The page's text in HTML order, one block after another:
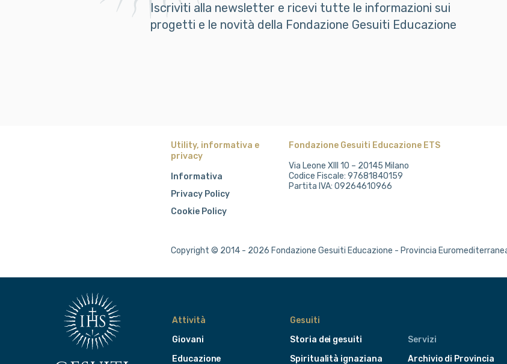
Iscriviti alla newsletter e ricevi tutte le informazioni sui
progetti e le novità della Fondazione Gesuiti Educazione
Utility, informativa e
privacy
Informativa
Privacy Policy
Cookie Policy
Fondazione Gesuiti Educazione ETS
Via Leone XIII 10 – 20145 Milano
Codice Fiscale: 97681840159
Partita IVA: 09264610966
Copyright © 2014 - 2026 Fondazione Gesuiti Educazione - Provincia
Attività
Giovani
Educazione
Gesuiti
Storia dei gesuiti
Spiritualità ignaziana
Servizi
Archivio di Provincia